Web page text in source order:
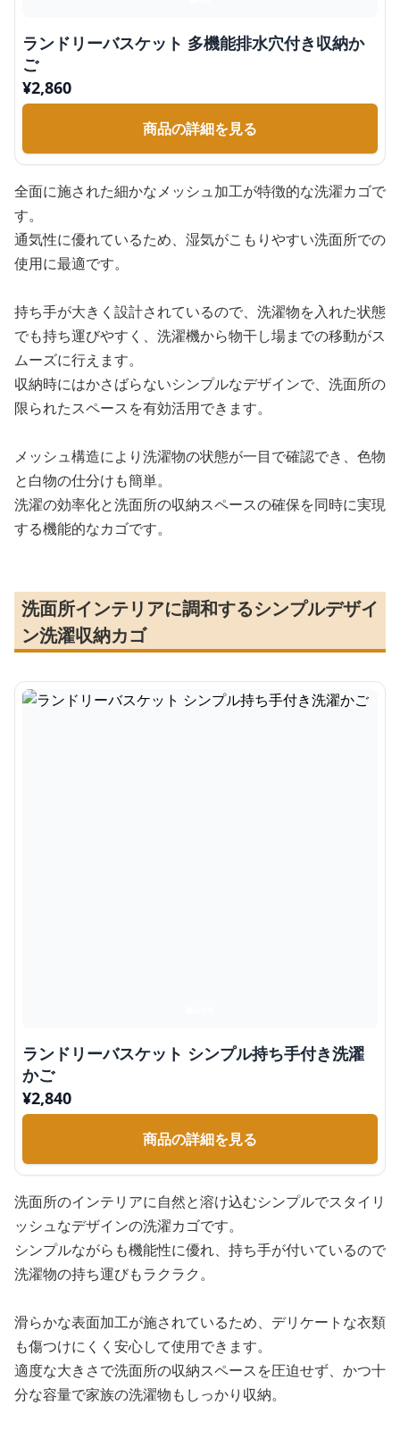
ランドリーバスケット 多機能排水穴付き収納か
ご
¥2,860
商品の詳細を見る
全面に施された細かなメッシュ加工が特徴的な洗濯カゴで
す。
通気性に優れているため、湿気がこもりやすい洗面所での
使用に最適です。
持ち手が大きく設計されているので、洗濯物を入れた状態
でも持ち運びやすく、洗濯機から物干し場までの移動がス
ムーズに行えます。
収納時にはかさばらないシンプルなデザインで、洗面所の
限られたスペースを有効活用できます。
メッシュ構造により洗濯物の状態が一目で確認でき、色物
と白物の仕分けも簡単。
洗濯の効率化と洗面所の収納スペースの確保を同時に実現
する機能的なカゴです。
洗面所インテリアに調和するシンプルデザイ
ン洗濯収納カゴ
ランドリーバスケット シンプル持ち手付き洗濯
かご
¥2,840
商品の詳細を見る
洗面所のインテリアに自然と溶け込むシンプルでスタイリ
ッシュなデザインの洗濯カゴです。
シンプルながらも機能性に優れ、持ち手が付いているので
洗濯物の持ち運びもラクラク。
滑らかな表面加工が施されているため、デリケートな衣類
も傷つけにくく安心して使用できます。
適度な大きさで洗面所の収納スペースを圧迫せず、かつ十
分な容量で家族の洗濯物もしっかり収納。